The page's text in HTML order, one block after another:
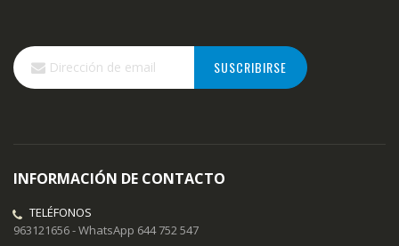
Inscríbase
a
nuestro
SUSCRIBIRSE
INFORMACIÓN DE CONTACTO
TELÉFONOS
963121656 - WhatsApp 644 752 547